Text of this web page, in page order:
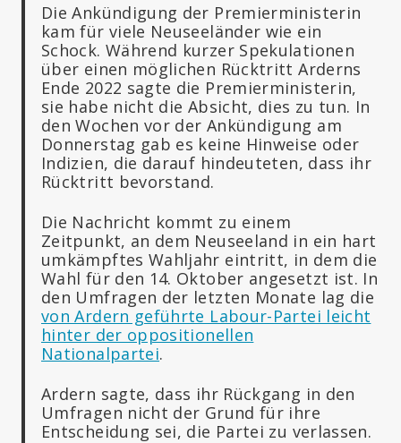
Die Ankündigung der Premierministerin
kam für viele Neuseeländer wie ein
Schock. Während kurzer Spekulationen
über einen möglichen Rücktritt Arderns
Ende 2022 sagte die Premierministerin,
sie habe nicht die Absicht, dies zu tun. In
den Wochen vor der Ankündigung am
Donnerstag gab es keine Hinweise oder
Indizien, die darauf hindeuteten, dass ihr
Rücktritt bevorstand.
Die Nachricht kommt zu einem
Zeitpunkt, an dem Neuseeland in ein hart
umkämpftes Wahljahr eintritt, in dem die
Wahl für den 14. Oktober angesetzt ist. In
den Umfragen der letzten Monate lag die
von Ardern geführte Labour-Partei leicht
hinter der oppositionellen
Nationalpartei.
Ardern sagte, dass ihr Rückgang in den
Umfragen nicht der Grund für ihre
Entscheidung sei, die Partei zu verlassen.